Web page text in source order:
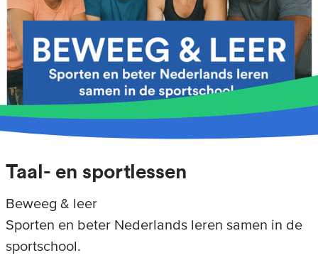
Taal- en sportlessen
Beweeg & leer
Sporten en beter Nederlands leren samen in de
sportschool.